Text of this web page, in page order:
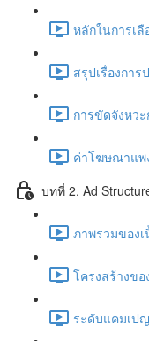
หลักในการเ
สรุปเรื่องการ
การขัดจังหว
ค่าโฆษณาแพ
บทที่ 2. Ad
ภาพรวมของ
โครงสร้างข
ระดับแคมเป